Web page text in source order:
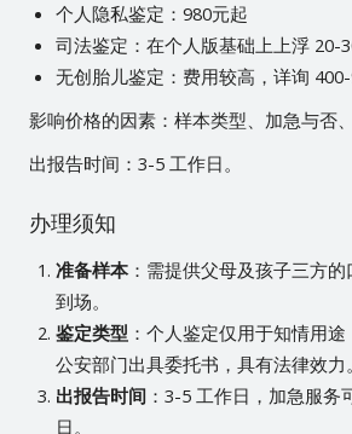
个人隐私鉴定：980元起
司法鉴定：在个人版基础上上浮 20-
无创胎儿鉴定：费用较高，详询
影响价格的因素：样本类型、加急与否
出报告时间：3-5 工作日。
办理须知
准备样本：需提供父母及孩子三方
到场。
鉴定类型 ：个人鉴定仅用于知情用
公安部门出具委托书，具有法律效力。
出报告时间：3-5 工作日，加急服务
日。